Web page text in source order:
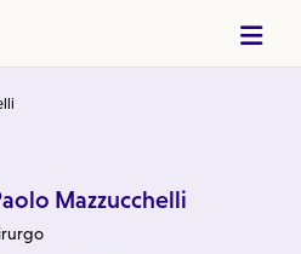
Mazzucchelli